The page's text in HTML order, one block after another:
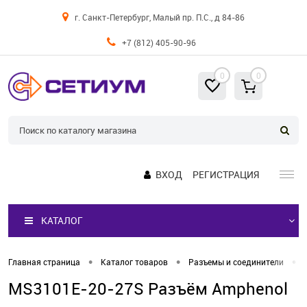
г. Санкт-Петербург, Малый пр. П.С., д 84-86
+7 (812) 405-90-96
0 0
ВХОД РЕГИСТРАЦИЯ
КАТАЛОГ
Главная страница • Каталог товаров • Разъемы и соединители
MS3101E-20-27S Разъём Amphenol